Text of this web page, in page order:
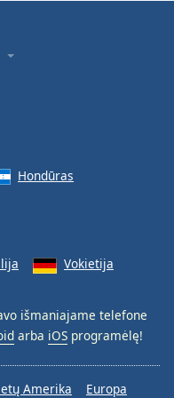
Hondūras
Vokietija
išmaniajame telefone
arba iOS programėlę!
Amerika Europa